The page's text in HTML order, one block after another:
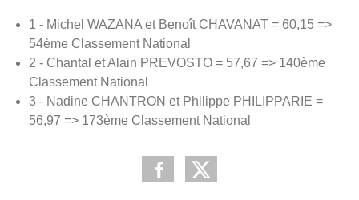
1 - Michel WAZANA et Benoît CHAVANAT = 60,15 =>
54ème Classement National
2 - Chantal et Alain PREVOSTO = 57,67 => 140ème
Classement National
3 - Nadine CHANTRON et Philippe PHILIPPARIE =
56,97 => 173ème Classement National